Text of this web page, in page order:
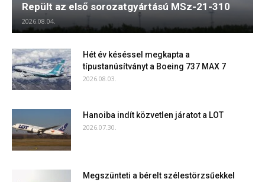
Repült az első sorozatgyártású MSz-21-310
2026.08.04.
Hét év késéssel megkapta a
típustanúsítványt a Boeing 737 MAX 7
2026.08.03.
Hanoiba indít közvetlen járatot a LOT
2026.07.30.
Megszünteti a bérelt szélestörzsűekkel